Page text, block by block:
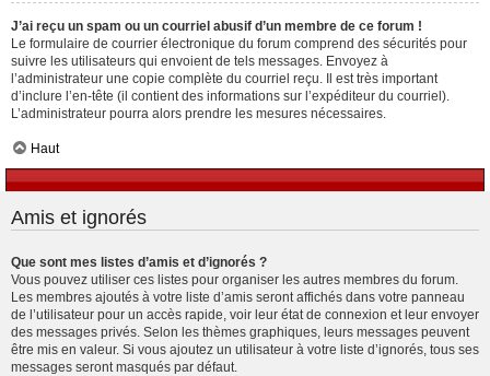
J’ai reçu un spam ou un courriel abusif d’un membre de ce forum !
Le formulaire de courrier électronique du forum comprend des sécurités pour
suivre les utilisateurs qui envoient de tels messages. Envoyez à
l’administrateur une copie complète du courriel reçu. Il est très important
d’inclure l’en-tête (il contient des informations sur l’expéditeur du courriel).
L’administrateur pourra alors prendre les mesures nécessaires.
Haut
Amis et ignorés
Que sont mes listes d’amis et d’ignorés ?
Vous pouvez utiliser ces listes pour organiser les autres membres du forum.
Les membres ajoutés à votre liste d’amis seront affichés dans votre panneau
de l’utilisateur pour un accès rapide, voir leur état de connexion et leur envoyer
des messages privés. Selon les thèmes graphiques, leurs messages peuvent
être mis en valeur. Si vous ajoutez un utilisateur à votre liste d’ignorés, tous ses
messages seront masqués par défaut.